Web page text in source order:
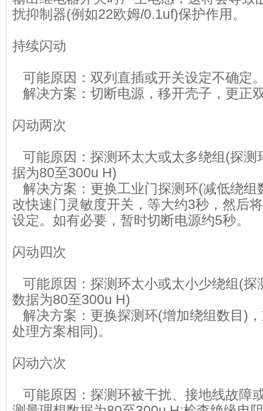
扰抑制器(例如22欧姆/0.1uf)保护作用。
持续闪动
可能原因：双列直插或开关设定不确定
解决方案：切断电源，移开壳子，更正
闪动两次
可能原因：探测环太大或太多绕组(探测
据为80至300u H)
解决方案：更换工业门探测环(减低绕组
改快速门灵敏度开关，等大约3秒，然后
设定。如有必要，暂时切断电源约5秒。
闪动四次
可能原因：探测环太小或太小少绕组(探
数据为80至300u H)
解决方案：更换探测环(增加绕组数目)
处理方案相同)。
闪动六次
可能原因：探测环被干扰、接地线故障